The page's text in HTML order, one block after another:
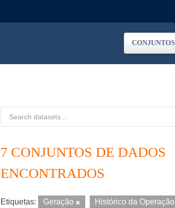
7 CONJUNTOS DE DADOS
ENCONTRADOS
Etiquetas: Geração Histórico da Operação